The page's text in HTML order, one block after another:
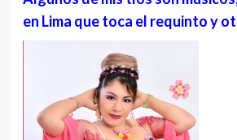
en Lima que toca el requinto y